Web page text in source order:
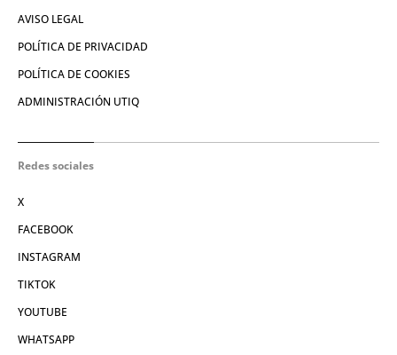
AVISO LEGAL
POLÍTICA DE PRIVACIDAD
POLÍTICA DE COOKIES
ADMINISTRACIÓN UTIQ
Redes sociales
X
FACEBOOK
INSTAGRAM
TIKTOK
YOUTUBE
WHATSAPP